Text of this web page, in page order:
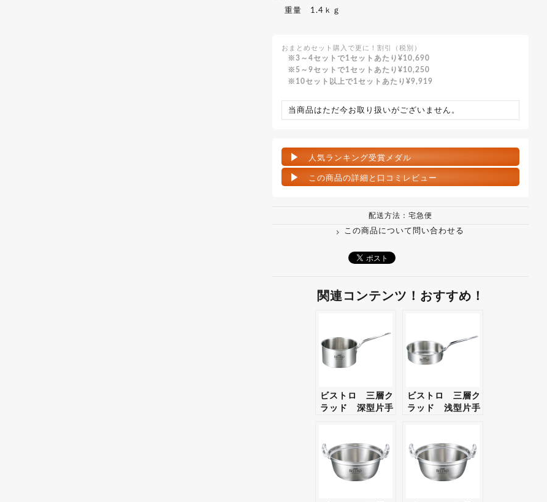
重量 1.4ｋｇ
おまとめセット購入で更に！割引（税別）
3～4セットで1セットあたり ¥10,690
5～9セットで1セットあたり ¥10,250
10セット以上で1セットあたり ¥9,919
当商品はただ今お取り扱いがございません。
人気ランキング受賞メダル
この商品の詳細と口コミレビュー
配送方法：宅急便
この商品について問い合わせる
関連コンテンツ！おすすめ！
ビストロ 三層ク
ラッド 深型片手
ント対応可】
ビストロ 三層ク
ラッド 浅型片手
ント対応可】